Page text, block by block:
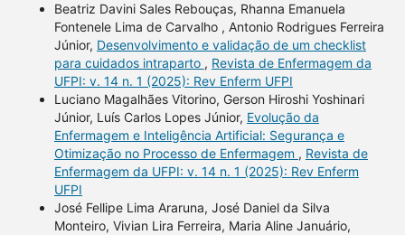
Beatriz Davini Sales Rebouças, Rhanna Emanuela
Fontenele Lima de Carvalho , Antonio Rodrigues Ferreira
Júnior, Desenvolvimento e validação de um checklist
para cuidados intraparto , Revista de Enfermagem da
UFPI: v. 14 n. 1 (2025): Rev Enferm UFPI
Luciano Magalhães Vitorino, Gerson Hiroshi Yoshinari
Júnior, Luís Carlos Lopes Júnior, Evolução da
Enfermagem e Inteligência Artificial: Segurança e
Otimização no Processo de Enfermagem , Revista de
Enfermagem da UFPI: v. 14 n. 1 (2025): Rev Enferm
UFPI
José Fellipe Lima Araruna, José Daniel da Silva
Monteiro, Vivian Lira Ferreira, Maria Aline Januário,